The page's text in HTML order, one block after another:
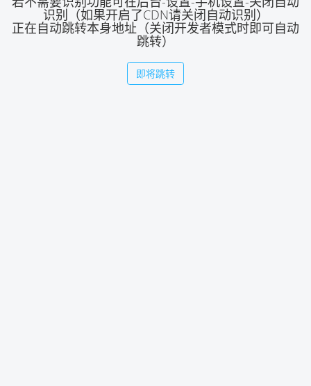
识别（如果开启了CDN请关闭自动识别）
正在自动跳转本身地址（关闭开发者模式时即可自动
跳转）
即将跳转